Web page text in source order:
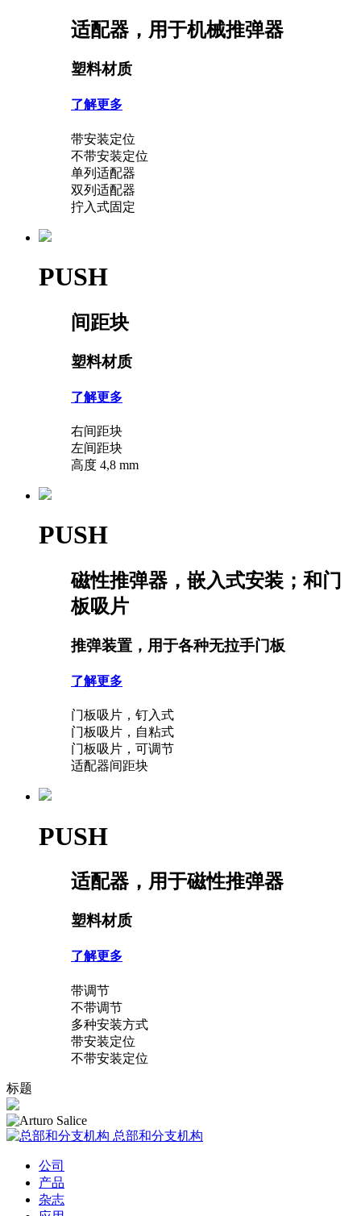
适配器，用于机械推弹器
塑料材质
了解更多
带安装定位
不带安装定位
单列适配器
双列适配器
拧入式固定
PUSH
间距块
塑料材质
了解更多
右间距块
左间距块
高度 4,8 mm
PUSH
磁性推弹器，嵌入式安装；和门
板吸片
推弹装置，用于各种无拉手门板
了解更多
门板吸片，钉入式
门板吸片，自粘式
门板吸片，可调节
适配器间距块
PUSH
适配器，用于磁性推弹器
塑料材质
了解更多
带调节
不带调节
多种安装方式
带安装定位
不带安装定位
标题
总部和分支机构
公司
产品
杂志